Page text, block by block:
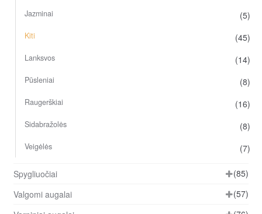
Jazminai (5)
Kiti (45)
Lanksvos (14)
Pūsleniai (8)
Raugerškiai (16)
Sidabražolės (8)
Veigėlės (7)
Spygliuočiai
(85)
Valgomi augalai
(57)